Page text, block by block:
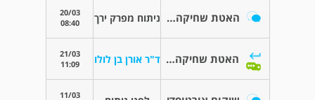
האטת שחיקה עתידית ניתוח מפרק ירך
20/03
08:40
האטת שחיקה עתידית ד"ר אורן בן לולו
21/03
11:09
11/03